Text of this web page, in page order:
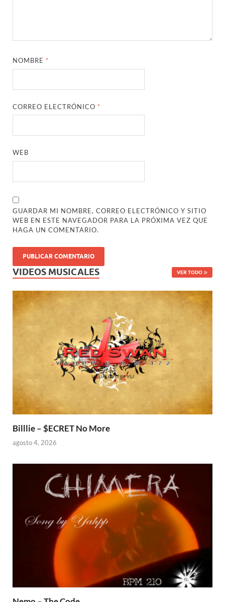
NOMBRE *
CORREO ELECTRÓNICO *
WEB
GUARDAR MI NOMBRE, CORREO ELECTRÓNICO Y SITIO
WEB EN ESTE NAVEGADOR PARA LA PRÓXIMA VEZ QUE
HAGA UN COMENTARIO.
VIDEOS MUSICALES VER TODO
Billlie – $ECRET No More
agosto 4, 2026